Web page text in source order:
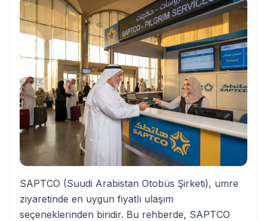
SAPTCO (Suudi Arabistan Otobüs Şirketi), umre
ziyaretinde en uygun fiyatlı ulaşım
seçeneklerinden biridir. Bu rehberde, SAPTCO